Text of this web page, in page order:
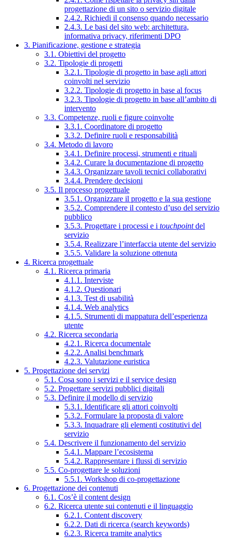
progettazione di un sito o servizio digitale
2.4.2. Richiedi il consenso quando necessario
2.4.3. Le basi del sito web: architettura,
informativa privacy, riferimenti DPO
3. Pianificazione, gestione e strategia
3.1. Obiettivi del progetto
3.2. Tipologie di progetti
3.2.1. Tipologie di progetto in base agli attori
coinvolti nel servizio
3.2.2. Tipologie di progetto in base al focus
3.2.3. Tipologie di progetto in base all’ambito di
intervento
3.3. Competenze, ruoli e figure coinvolte
3.3.1. Coordinatore di progetto
3.3.2. Definire ruoli e responsabilità
3.4. Metodo di lavoro
3.4.1. Definire processi, strumenti e rituali
3.4.2. Curare la documentazione di progetto
3.4.3. Organizzare tavoli tecnici collaborativi
3.4.4. Prendere decisioni
3.5. Il processo progettuale
3.5.1. Organizzare il progetto e la sua gestione
3.5.2. Comprendere il contesto d’uso del servizio
pubblico
3.5.3. Progettare i processi e i touchpointdel
servizio
3.5.4. Realizzare l’interfaccia utente del servizio
3.5.5. Validare la soluzione ottenuta
4. Ricerca progettuale
4.1. Ricerca primaria
4.1.1. Interviste
4.1.2. Questionari
4.1.3. Test di usabilità
4.1.4. Web analytics
4.1.5. Strumenti di mappatura dell’esperienza
utente
4.2. Ricerca secondaria
4.2.1. Ricerca documentale
4.2.2. Analisi benchmark
4.2.3. Valutazione euristica
5. Progettazione dei servizi
5.1. Cosa sono i servizi e il service design
5.2. Progettare servizi pubblici digitali
5.3. Definire il modello di servizio
5.3.1. Identificare gli attori coinvolti
5.3.2. Formulare la proposta di valore
5.3.3. Inquadrare gli elementi costitutivi del
servizio
5.4. Descrivere il funzionamento del servizio
5.4.1. Mappare l’ecosistema
5.4.2. Rappresentare i flussi di servizio
5.5. Co-progettare le soluzioni
5.5.1. Workshop di co-progettazione
6. Progettazione dei contenuti
6.1. Cos’è il content design
6.2. Ricerca utente sui contenuti e il linguaggio
6.2.1. Content discovery
6.2.2. Dati di ricerca (search keywords)
6.2.3. Ricerca tramite analytics